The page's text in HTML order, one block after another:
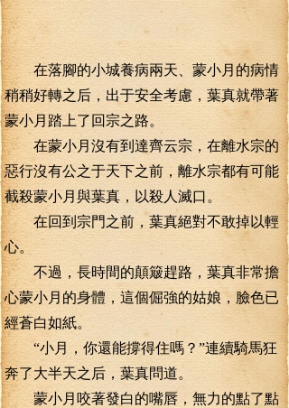
在落腳的小城養病兩天、蒙小月的病情
稍稍好轉之后，出于安全考慮，葉真就帶著
蒙小月踏上了回宗之路。
在蒙小月沒有到達齊云宗，在離水宗的
惡行沒有公之于天下之前，離水宗都有可能
截殺蒙小月與葉真，以殺人滅口。
在回到宗門之前，葉真絕對不敢掉以輕
心。
不過，長時間的顛簸趕路，葉真非常擔
心蒙小月的身體，這個倔強的姑娘，臉色已
經蒼白如紙。
“小月，你還能撐得住嗎？”連續騎馬狂
奔了大半天之后，葉真問道。
蒙小月咬著發白的嘴唇，無力的點了點